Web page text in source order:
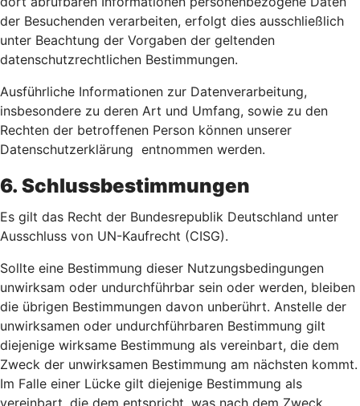
der Besuchenden verarbeiten, erfolgt dies ausschließlich
unter Beachtung der Vorgaben der geltenden
datenschutzrechtlichen Bestimmungen.
Ausführliche Informationen zur Datenverarbeitung,
insbesondere zu deren Art und Umfang, sowie zu den
Rechten der betroffenen Person können unserer
Datenschutzerklärung entnommen werden.
6. Schlussbestimmungen
Es gilt das Recht der Bundesrepublik Deutschland unter
Ausschluss von UN-Kaufrecht (CISG).
Sollte eine Bestimmung dieser Nutzungsbedingungen
unwirksam oder undurchführbar sein oder werden, bleiben
die übrigen Bestimmungen davon unberührt. Anstelle der
unwirksamen oder undurchführbaren Bestimmung gilt
diejenige wirksame Bestimmung als vereinbart, die dem
Zweck der unwirksamen Bestimmung am nächsten kommt.
Im Falle einer Lücke gilt diejenige Bestimmung als
vereinbart, die dem entspricht, was nach dem Zweck